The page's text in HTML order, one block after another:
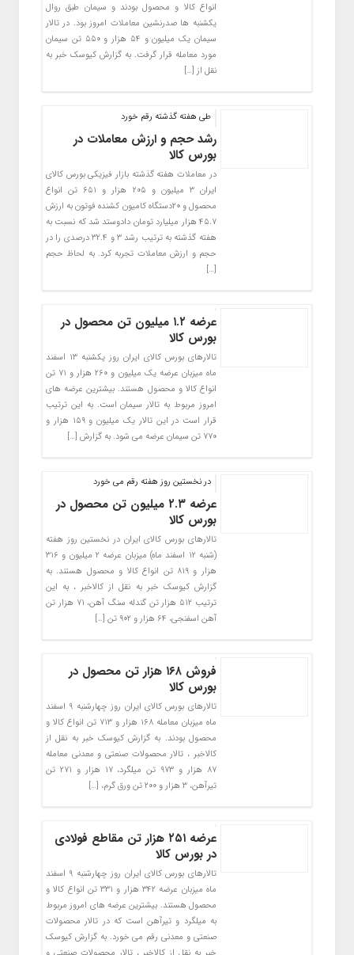
انواع کالا و محصول بودند و سیمان طبق روال
یکشنبه ها صدرنشین معاملات امروز بود. در تالار
سیمان یک میلیون و ۵۴ هزار و ۵۵۰ تن سیمان
مورد معامله قرار گرفت. به گزارش کیوسک خبر به
نقل از […]
طی هفته گذشته رقم خورد
رشد حجم و ارزش معاملات در
بورس کالا
در معاملات هفته گذشته بازار فیزیکی بورس کالای
ایران ۳ میلیون و ۲۰۵ هزار و ۶۵۱ تن انواع
محصول و ۲۰دستگاه کامیون کشنده فوتون به ارزش
۴۵.۷ هزار میلیارد تومان دادوستد شد که نسبت به
هفته گذشته به ترتیب رشد ۳ و ۳۲.۴ درصدی را در
حجم و ارزش معاملات تجربه کرد. به لحاظ حجم
[…]
عرضه ۱.۲ میلیون تن محصول در
بورس کالا
تالارهای بورس کالای ایران روز یکشنبه ۱۳ اسفند
ماه میزبان عرضه یک میلیون و ۲۶۰ هزار و ۷۱ تن
انواع کالا و محصول هستند. بیشترین عرضه های
امروز مربوط به تالار سیمان است. به این ترتیب
قرار است در این تالار یک میلیون و ۱۵۹ هزار و
۷۷۰ تن سیمان عرضه می شود. به گزارش […]
در نخستین روز هفته رقم می خورد
عرضه ۲.۳ میلیون تن محصول در
بورس کالا
تالارهای بورس کالای ایران در نخستین روز هفته
(شنبه ۱۲ اسفند ماه) میزبان عرضه ۲ میلیون و ۳۱۶
هزار و ۸۱۹ تن انواع کالا و محصول هستند. به
گزارش کیوسک خبر به نقل از کالاخبر ، به این
ترتیب ۵۱۲ هزار تن گندله سنگ آهن، ۷۱ هزار تن
آهن اسفنجی، ۶۴ هزار و ۹۰۲ تن […]
فروش ۱۶۸ هزار تن محصول در
بورس کالا
تالارهای بورس کالای ایران روز چهارشنبه ۹ اسفند
ماه میزبان معامله ۱۶۸ هزار و ۷۱۳ تن انواع کالا و
محصول بودند. به گزارش کیوسک خبر به نقل از
کالاخبر ، تالار محصولات صنعتی و معدنی معامله
۸۷ هزار و ۹۷۳ تن میلگرد، ۱۷ هزار و ۲۷۱ تن
تیرآهن، ۳ هزار و ۲۰۰ تن ورق گرم، […]
عرضه ۲۵۱ هزار تن مقاطع فولادی
در بورس کالا
تالارهای بورس کالای ایران روز چهارشنبه ۹ اسفند
ماه میزبان عرضه ۳۴۲ هزار و ۳۳۱ تن انواع کالا و
محصول هستند. بیشترین عرضه های امروز مربوط
به میلگرد و تیرآهن است که در تالار محصولات
صنعتی و معدنی رقم می خورد. به گزارش کیوسک